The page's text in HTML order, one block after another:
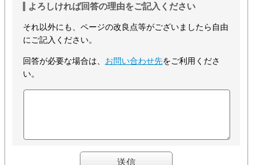
よろしければ回答の理由をご記入ください
それ以外にも、ページの改良点等がございましたら自由
にご記入ください。
回答が必要な場合は、 お問い合わせ先をご利用くださ
い。